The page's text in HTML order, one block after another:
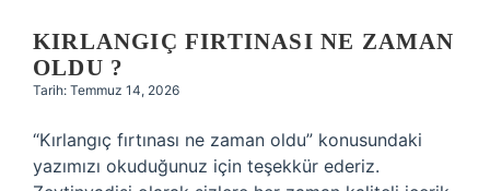
KIRLANGIÇ FIRTINASI NE ZAMAN
OLDU ?
Tarih: Temmuz 14, 2026
“Kırlangıç fırtınası ne zaman oldu” konusundaki
yazımızı okuduğunuz için teşekkür ederiz.